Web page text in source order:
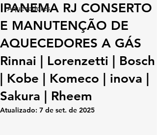
Aquecedores
IPANEMA RJ CONSERTO
E MANUTENÇÃO DE
AQUECEDORES A GÁS
Rinnai | Lorenzetti | Bosch
| Kobe | Komeco | inova |
Sakura | Rheem
Atualizado: 7 de set. de 2025